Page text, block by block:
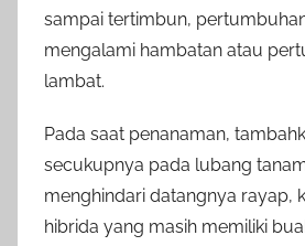
sampai tertimbun,
mengalami hambatan atau
lambat.
Pada saat penanaman,
secukupnya pada lubang
menghindari datangnya rayap,
hibrida yang masih memiliki